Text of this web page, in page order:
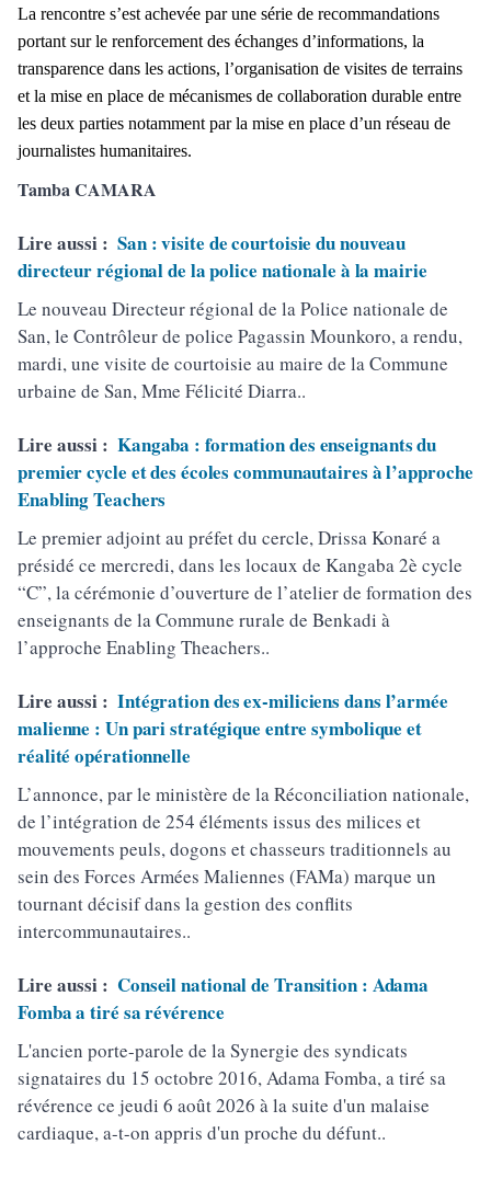
La rencontre s’est achevée par une série de recommandations
portant sur le renforcement des échanges d’informations, la
transparence dans les actions, l’organisation de visites de terrains
et la mise en place de mécanismes de collaboration durable entre
les deux parties notamment par la mise en place d’un réseau de
journalistes humanitaires.
Tamba CAMARA
Lire aussi : San : visite de courtoisie du nouveau
directeur régional de la police nationale à la mairie
Le nouveau Directeur régional de la Police nationale de
San, le Contrôleur de police Pagassin Mounkoro, a rendu,
mardi, une visite de courtoisie au maire de la Commune
urbaine de San, Mme Félicité Diarra..
Lire aussi : Kangaba : formation des enseignants du
premier cycle et des écoles communautaires à l’approche
Enabling Teachers
Le premier adjoint au préfet du cercle, Drissa Konaré a
présidé ce mercredi, dans les locaux de Kangaba 2è cycle
“C”, la cérémonie d’ouverture de l’atelier de formation des
enseignants de la Commune rurale de Benkadi à
l’approche Enabling Theachers..
Lire aussi : Intégration des ex-miliciens dans l’armée
malienne : Un pari stratégique entre symbolique et
réalité opérationnelle
L’annonce, par le ministère de la Réconciliation nationale,
de l’intégration de 254 éléments issus des milices et
mouvements peuls, dogons et chasseurs traditionnels au
sein des Forces Armées Maliennes (FAMa) marque un
tournant décisif dans la gestion des conflits
intercommunautaires..
Lire aussi : Conseil national de Transition : Adama
Fomba a tiré sa révérence
L'ancien porte-parole de la Synergie des syndicats
signataires du 15 octobre 2016, Adama Fomba, a tiré sa
révérence ce jeudi 6 août 2026 à la suite d'un malaise
cardiaque, a-t-on appris d'un proche du défunt..